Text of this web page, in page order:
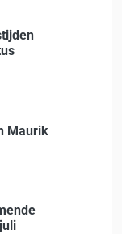
Maurik